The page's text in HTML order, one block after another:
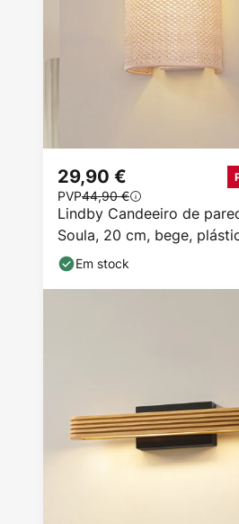
Lindby Candeeiro de
Soula, 20 cm, bege,
29,90 €
PVP44,90 €
Em stock